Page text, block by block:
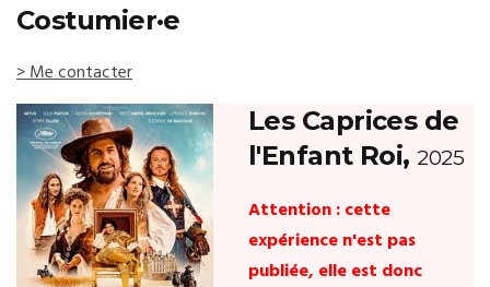
Costumier·e
> Me contacter
Les Caprices de
l'Enfant Roi,2025
Attention : cette
expérience n'est pas
publiée, elle est donc